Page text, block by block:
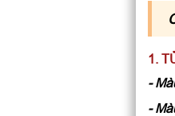
1.
-
-